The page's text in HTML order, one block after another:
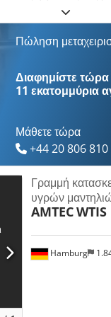
1000g/m²,
200m/h,
διαστάσεις X/Y/Z
εισαγωγή υλικού
υλικού
τεκμηρίωση.
πρόσθετου
N Dqs Aidjf
Πώληση
Διαφημίστε
11 εκατομμύρια
Μάθετε τώρα
+44 20 806 810
Hamburg
Γραμμή
υγρών
AMTECWTIS